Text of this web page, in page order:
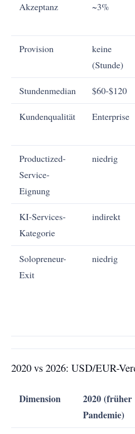
Akzeptanz ~3%
Provision
keine
(Stunde)
Stundenmedian $60-$120
Kundenqualität Enterprise
Productized-
Service-
Eignung
niedrig
KI-Services-
Kategorie
indirekt
Solopreneur-
Exit
niedrig
2020 vs 2026: USD/EUR-
Dimension
2020 (früher
Pandemie)